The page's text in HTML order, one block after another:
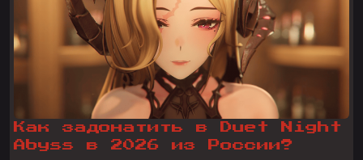
Как задонатить в Duet Night
Abyss в 2026 из России?